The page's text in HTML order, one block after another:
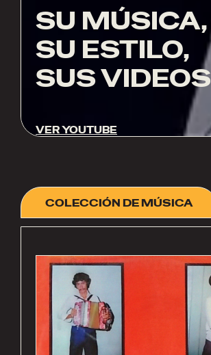
SU MÚSICA,
SU ESTILO,
SUS VIDEOS
VER YOUTUBE
COLECCIÓN DE MÚSICA